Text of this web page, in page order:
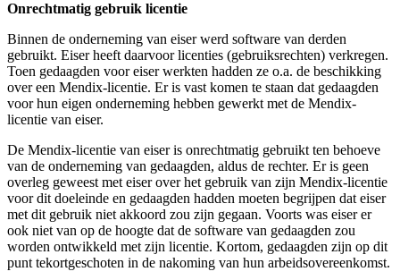
Onrechtmatig gebruik licentie
Binnen de onderneming van eiser werd software van derden
gebruikt. Eiser heeft daarvoor licenties (gebruiksrechten) verkregen.
Toen gedaagden voor eiser werkten hadden ze o.a. de beschikking
over een Mendix-licentie. Er is vast komen te staan dat gedaagden
voor hun eigen onderneming hebben gewerkt met de Mendix-
licentie van eiser.
De Mendix-licentie van eiser is onrechtmatig gebruikt ten behoeve
van de onderneming van gedaagden, aldus de rechter. Er is geen
overleg geweest met eiser over het gebruik van zijn Mendix-licentie
voor dit doeleinde en gedaagden hadden moeten begrijpen dat eiser
met dit gebruik niet akkoord zou zijn gegaan. Voorts was eiser er
ook niet van op de hoogte dat de software van gedaagden zou
worden ontwikkeld met zijn licentie. Kortom, gedaagden zijn op dit
punt tekortgeschoten in de nakoming van hun arbeidsovereenkomst.